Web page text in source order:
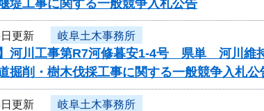
工事に関する一般競争入札公告
更新 岐阜土木事務所
】河川工事第R7河修暮安1-4号 県単 河川維
削・樹木伐採工事に関する一般競争入札公
更新 岐阜土木事務所